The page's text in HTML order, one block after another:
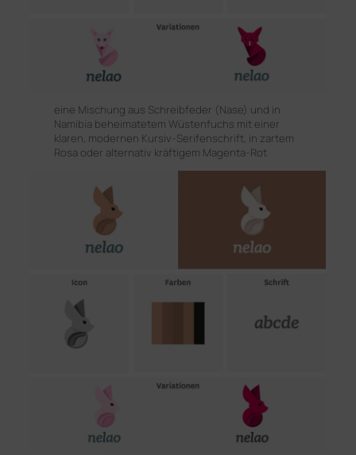
eine Mischung aus Schreibfeder (Nase) und in
Namibia beheimatetem Wüstenfuchs mit einer
klaren, modernen Kursiv-Serifenschrift, in zartem
Rosa oder alternativ kräftigem Magenta-Rot